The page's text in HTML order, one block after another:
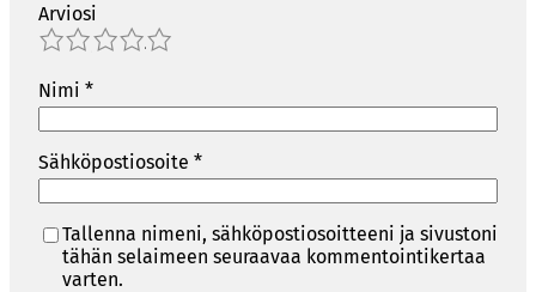
Arviosi
4
3
2
1
Nimi *
Sähköpostiosoite *
Tallenna nimeni, sähköpostiosoitteeni ja sivustoni
tähän selaimeen seuraavaa kommentointikertaa
varten.